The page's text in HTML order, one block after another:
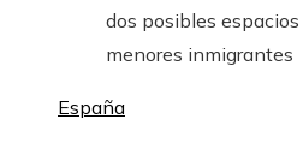
dos posibles
menores inmigrantes
España